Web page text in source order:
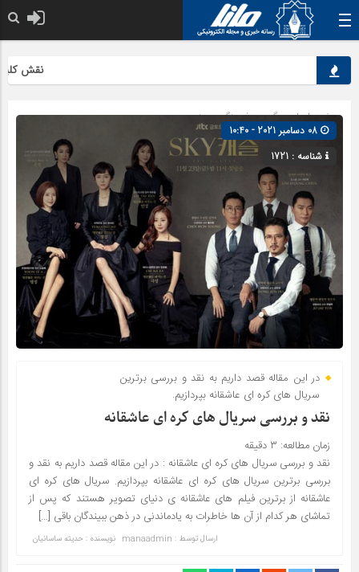
نقش کلیدی
صفحه اصلی» گروه »فرهنگ و هنر
شناسه : 1721
در این مقاله قصد داریم به نقد و بررسی برترین
سریال های کره ای عاشقانه بپردازیم.
نقد و بررسی سریال های کره ای عاشقانه
زمان مطالعه: ۳ دقیقه
نقد و بررسی سریال های کره ای عاشقانه : در این مقاله قصد داریم به نقد و
بررسی برترین سریال های کره ای عاشقانه بپردازیم. سریال های کره ای
عاشقانه از برترین فیلم های عاشقانه ی دنیای تصویر هستند که پس از
تماشای هر کدام از آن ها خاطرات به یادماندنی در ذهن ببیندگان باقی […]
ارسال توسط : manaadmin نویسنده : حدیثه ساسانیان